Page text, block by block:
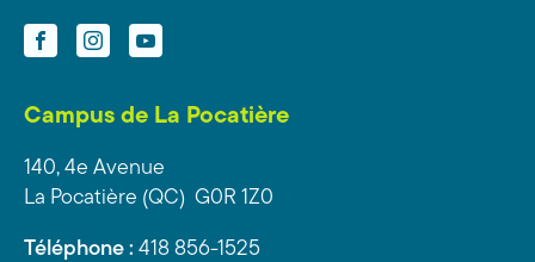
FacebookInstagramYouTube
Campus de La Pocatière
140, 4e Avenue
La Pocatière (QC) G0R 1Z0
Téléphone : 418 856-1525